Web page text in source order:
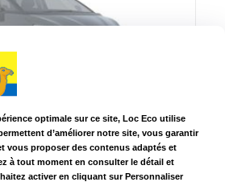
manuelle ou similaire
Scenic
5+2 5
ou Diesel
optimale sur ce site, Loc Eco utilise
d’améliorer notre site, vous garantir
vous proposer des contenus adaptés et
à tout moment en consulter le détail et
activer en cliquant sur Personnaliser